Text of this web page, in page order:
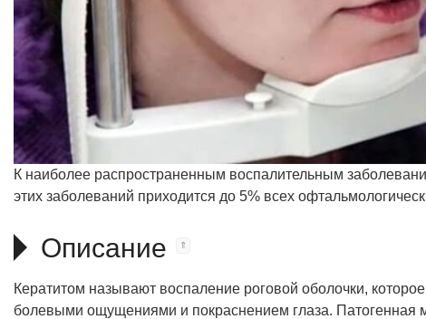
К наиболее распространенным воспалительным
этих заболеваний приходится до 5% всех
Описание
Кератитом называют воспаление роговой оболочки,
болевыми ощущениями и покраснением глаза. Патогенная